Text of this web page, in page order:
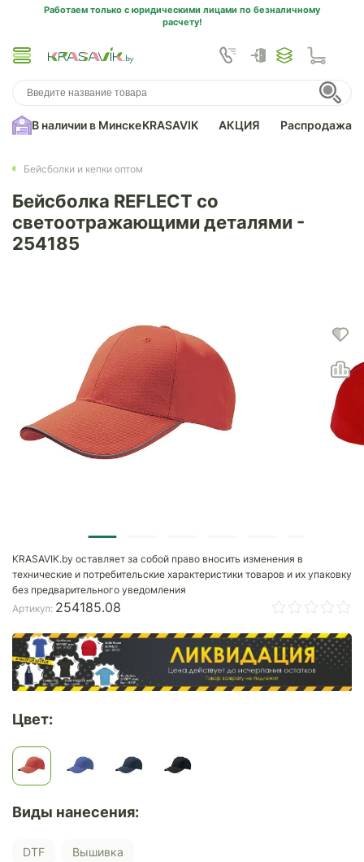
Работаем только с юридическими лицами по безналичному
расчету!
В наличии в МинскеKRASAVIK АКЦИЯ Распродажа
Бейсболки и кепки оптом
Бейсболка REFLECT со
светоотражающими деталями -
254185
KRASAVIK.by оставляет за собой право вносить изменения в
технические и потребительские характеристики товаров и их упаковку
без предварительного уведомления
Артикул: 254185.08
Цвет:
Виды нанесения:
DTF Вышивка